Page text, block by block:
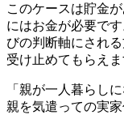
このケースは貯金
にはお金が必要で
びの判断軸にされ
受け止めてもらえま
「親が一人暮らし
親を気遣っての実